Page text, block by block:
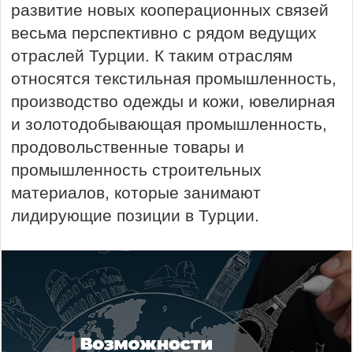
развитие новых кооперационных связей
весьма перспективно с рядом ведущих
отраслей Турции. К таким отраслям
относятся текстильная промышленность,
производство одежды и кожи, ювелирная
и золотодобывающая промышленность,
продовольственные товары и
промышленность строительных
материалов, которые занимают
лидирующие позиции в Турции.